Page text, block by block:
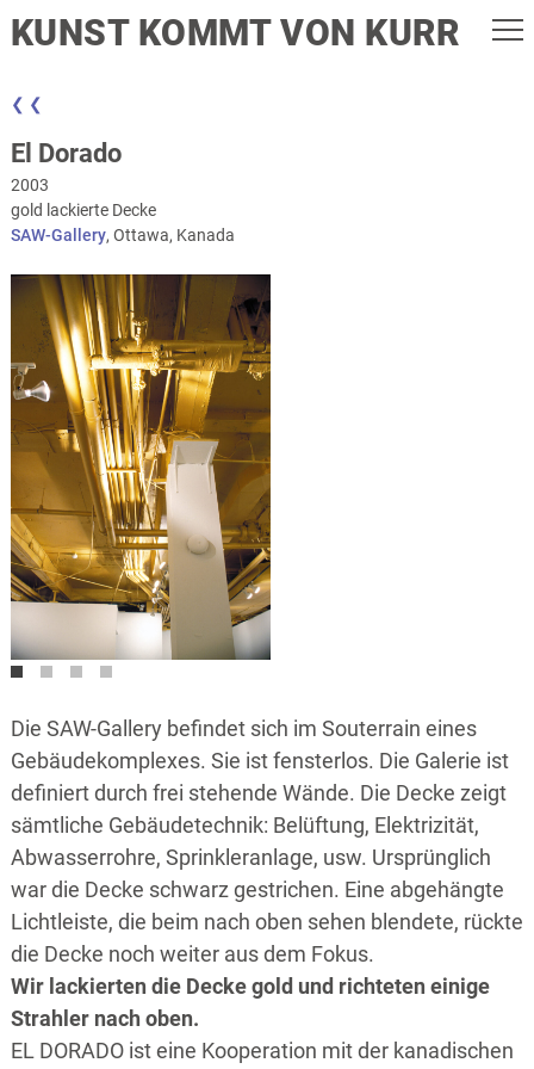
KUNST KOMMT VON KURR
❮ ❮
El Dorado
2003
gold lackierte Decke
SAW-Gallery, Ottawa, Kanada
Die SAW-Gallery befindet sich im Souterrain eines
Gebäudekomplexes. Sie ist fensterlos. Die Galerie ist
definiert durch frei stehende Wände. Die Decke zeigt
sämtliche Gebäudetechnik: Belüftung, Elektrizität,
Abwasserrohre, Sprinkleranlage, usw. Ursprünglich
war die Decke schwarz gestrichen. Eine abgehängte
Lichtleiste, die beim nach oben sehen blendete, rückte
die Decke noch weiter aus dem Fokus.
Wir lackierten die Decke gold und richteten einige
Strahler nach oben.
EL DORADO ist eine Kooperation mit der kanadischen